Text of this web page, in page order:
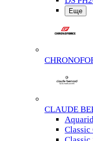
Еще
CLAUDE
Classic